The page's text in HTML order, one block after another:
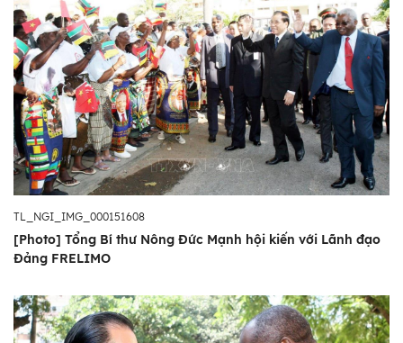
TL_NGI_IMG_000151608
[Photo] Tổng Bí thư Nông Đức Mạnh hội kiến với Lãnh đạo
Đảng FRELIMO